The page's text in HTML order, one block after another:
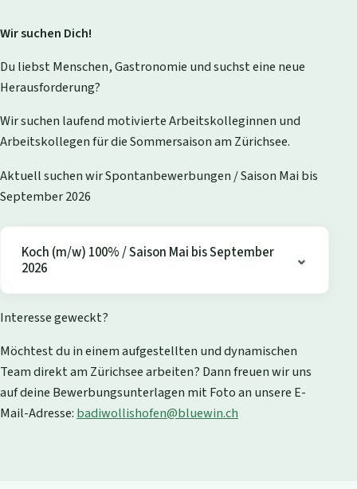
Wir suchen Dich!
Du liebst Menschen, Gastronomie und suchst eine neue
Herausforderung?
Wir suchen laufend motivierte Arbeitskolleginnen und
Arbeitskollegen für die Sommersaison am Zürichsee.
Aktuell suchen wir Spontanbewerbungen / Saison Mai bis
September 2026
Koch (m/w) 100% / Saison Mai bis September
2026
Interesse geweckt?
Möchtest du in einem aufgestellten und dynamischen
Team direkt am Zürichsee arbeiten? Dann freuen wir uns
auf deine Bewerbungsunterlagen mit Foto an unsere E-
Mail-Adresse:badiwollishofen@bluewin.ch